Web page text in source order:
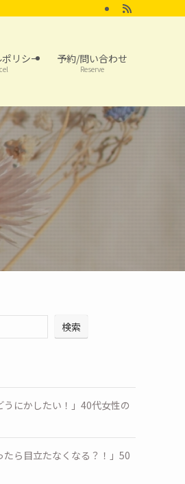
リシー 予約/問い合わせ
Reserve
検索
うにかしたい！」40代女性の
たら目立たなくなる？！」50